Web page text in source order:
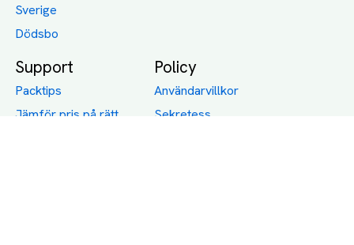
Sverige
Dödsbo
Support
Packtips
Jämför pris på rätt
Policy
Användarvillkor
Sekretess